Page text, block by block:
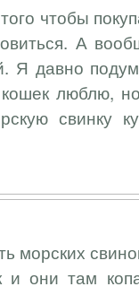
чтобы
А
Я давно
люблю,
свинку
морских
и они там